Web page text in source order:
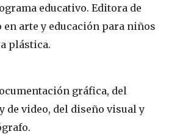
educativo. Editora de
arte y educación para niños
plástica.
gráfica, del
de video, del diseño visual y